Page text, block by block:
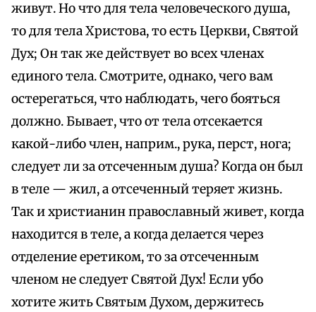
живут. Но что для тела человеческого душа,
то для тела Христова, то есть Церкви, Святой
Дух; Он так же действует во всех членах
единого тела. Смотрите, однако, чего вам
остерегаться, что наблюдать, чего бояться
должно. Бывает, что от тела отсекается
какой-либо член, наприм., рука, перст, нога;
следует ли за отсеченным душа? Когда он был
в теле — жил, а отсеченный теряет жизнь.
Так и христианин православный живет, когда
находится в теле, а когда делается через
отделение еретиком, то за отсеченным
членом не следует Святой Дух! Если убо
хотите жить Святым Духом, держитесь